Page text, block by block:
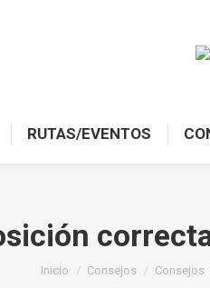
RUTAS/EVENTOS
Estás aquí:
Inicio Consejos Consejos